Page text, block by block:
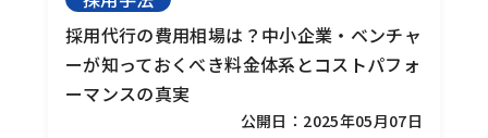
採用代行の費用相場は？ 中小企業・ベンチャ
ーが知っておくべき料金体系とコストパフォ
ーマンスの真実
公開日：2025年05月07日